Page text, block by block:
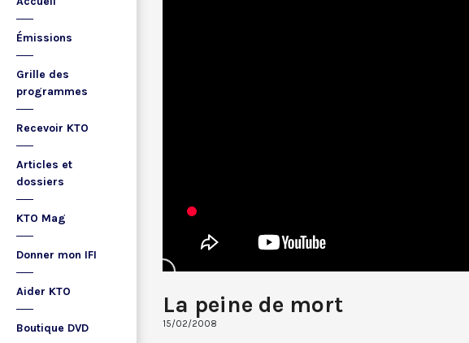
Émissions
Grille des
programmes
Recevoir KTO
Articles et
dossiers
KTO Mag
Donner mon IFI
Aider KTO
Boutique DVD
La peine de mort
15/02/2008